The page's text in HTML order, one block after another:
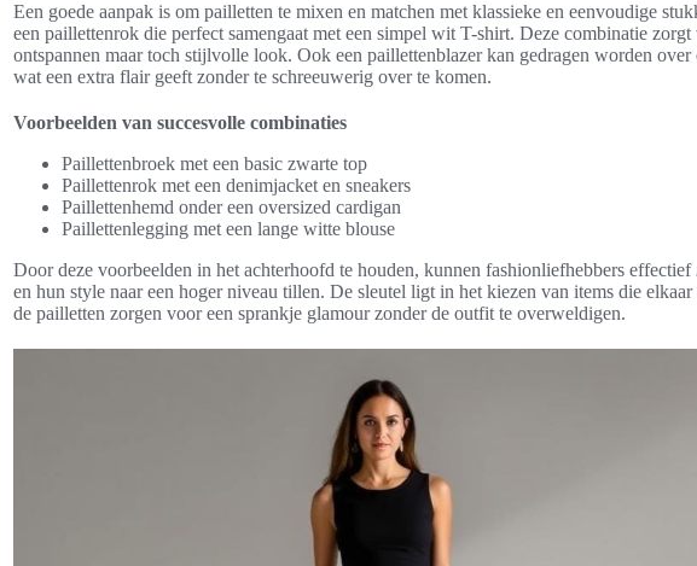
Een goede aanpak is om pailletten te mixen en matchen met klassieke en eenvoudige
een paillettenrok die perfect samengaat met een simpel wit T-shirt. Deze combinatie zorgt
ontspannen maar toch stijlvolle look. Ook een paillettenblazer kan gedragen worden over
wat een extra flair geeft zonder te schreeuwerig over te komen.
Voorbeelden van succesvolle combinaties
Paillettenbroek met een basic zwarte top
Paillettenrok met een denimjacket en sneakers
Paillettenhemd onder een oversized cardigan
Paillettenlegging met een lange witte blouse
Door deze voorbeelden in het achterhoofd te houden, kunnen fashionliefhebbers effectief
en hun style naar een hoger niveau tillen. De sleutel ligt in het kiezen van items die
de pailletten zorgen voor een sprankje glamour zonder de outfit te overweldigen.